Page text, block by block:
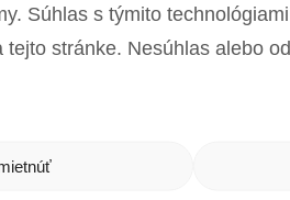
Súhlas s týmito
stránke. Nesúhlas alebo